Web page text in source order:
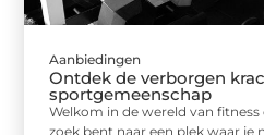
Aanbiedingen
Ontdek de verborgen
sportgemeenschap
Welkom in de wereld van
zoek bent naar een plek waar je